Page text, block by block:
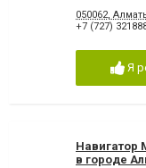
050062,
+7 (727)
Я
Навигатор
в городе